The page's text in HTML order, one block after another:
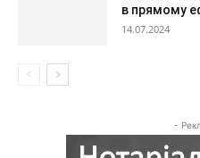
в прямому
14.07.2024
-